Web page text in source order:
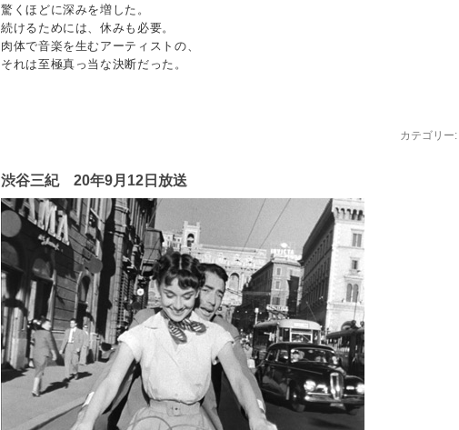
驚くほどに深みを増した。
続けるためには、休みも必要。
肉体で音楽を生むアーティストの、
それは至極真っ当な決断だった。
カテゴリー:
渋谷三紀 20年9月12日放送